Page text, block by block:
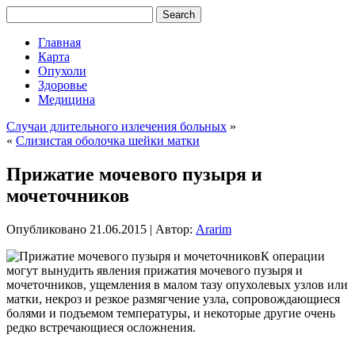
Главная
Карта
Опухоли
Здоровье
Медицина
Случаи длительного излечения больных »
« Слизистая оболочка шейки матки
Прижатие мочевого пузыря и
мочеточников
Опубликовано 21.06.2015 | Автор: Ararim
К операции
могут вынудить явления прижатия мочевого пузыря и
мочеточников, ущемления в малом тазу опухолевых узлов или
матки, некроз и резкое размягчение узла, сопровождающиеся
болями и подъемом температуры, и некоторые другие очень
редко встречающиеся осложнения.